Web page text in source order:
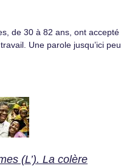
de 30 à 82 ans, ont accepté
Une parole jusqu’ici peu
(L’). La colère